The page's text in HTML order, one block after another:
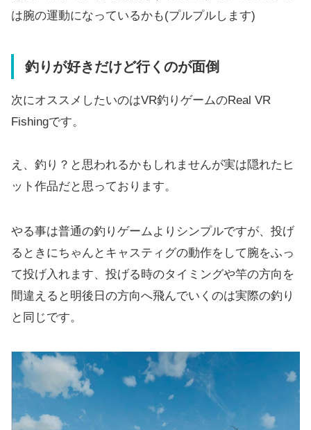
は腕の運動になっているかも(プルプルします)
釣りが好きだけど行くのが面倒
次にオススメしたいのはVR釣りゲームのReal VR
Fishingです。
え、釣り？と思われるかもしれませんが実は隠れたヒ
ット作品だと思っております。
やる事は普通の釣りゲームよりシンプルですが、投げ
るときにちゃんとキャスティグの動作をして腕をふっ
て投げ入れます、投げる時のタイミングや竿の方向を
間違えると明後日の方向へ飛んでいくのは実際の釣り
と同じです。